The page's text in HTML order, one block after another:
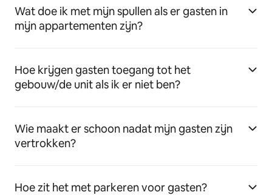
Wat doe ik met mijn spullen als er gasten in
mijn appartementen zijn?
Hoe krijgen gasten toegang tot het
gebouw/de unit als ik er niet ben?
Wie maakt er schoon nadat mijn gasten zijn
vertrokken?
Hoe zit het met parkeren voor gasten?